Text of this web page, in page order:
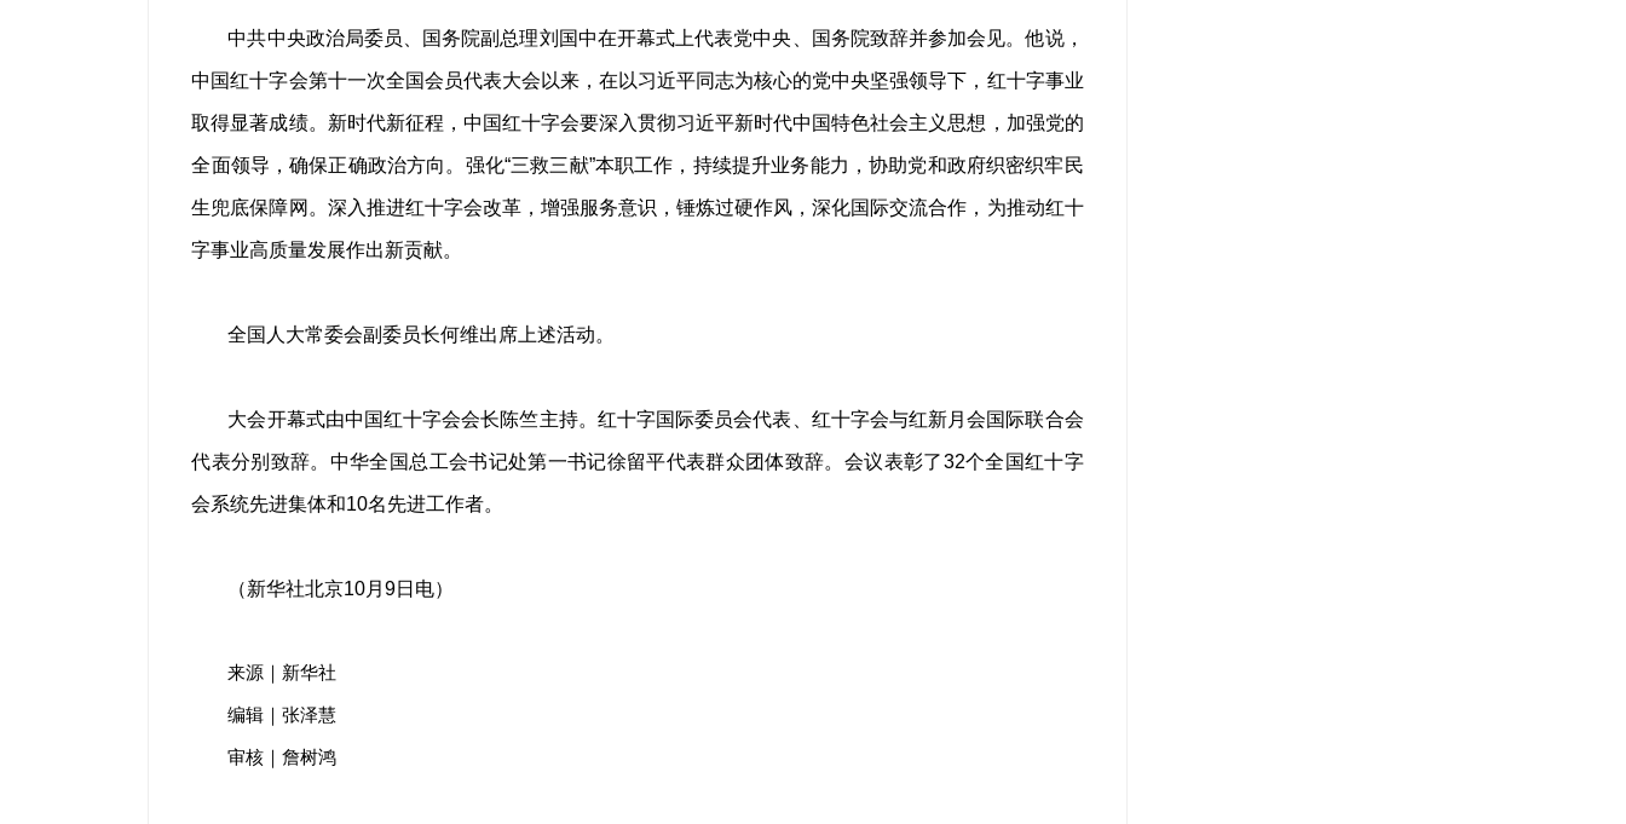
中共中央政治局委员、国务院副总理刘国中在开幕式上代表党中央、国务院致辞并参加会见。他说，
中国红十字会第十一次全国会员代表大会以来，在以习近平同志为核心的党中央坚强领导下，红十字事业
取得显著成绩。新时代新征程，中国红十字会要深入贯彻习近平新时代中国特色社会主义思想，加强党的
全面领导，确保正确政治方向。强化“三救三献”本职工作，持续提升业务能力，协助党和政府织密织牢民
生兜底保障网。深入推进红十字会改革，增强服务意识，锤炼过硬作风，深化国际交流合作，为推动红十
字事业高质量发展作出新贡献。
全国人大常委会副委员长何维出席上述活动。
大会开幕式由中国红十字会会长陈竺主持。红十字国际委员会代表、红十字会与红新月会国际联合会
代表分别致辞。中华全国总工会书记处第一书记徐留平代表群众团体致辞。会议表彰了32个全国红十字
会系统先进集体和10名先进工作者。
（新华社北京10月9日电）
来源｜新华社
编辑｜张泽慧
审核｜詹树鸿